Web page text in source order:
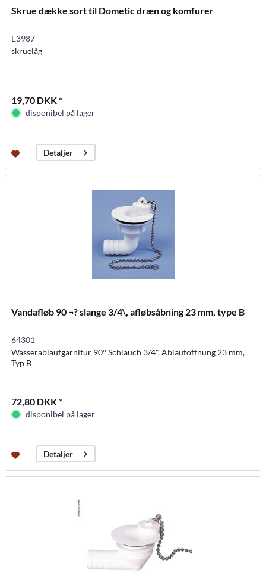
Skrue dække sort til Dometic dræn og komfurer
E3987
skruelåg
19,70 DKK *
disponibel på lager
Detaljer
Vandafløb 90 ¬? slange 3/4\, afløbsåbning 23 mm, type B
64301
Wasserablaufgarnitur 90° Schlauch 3/4", Ablauföffnung 23 mm,
Typ B
72,80 DKK *
disponibel på lager
Detaljer